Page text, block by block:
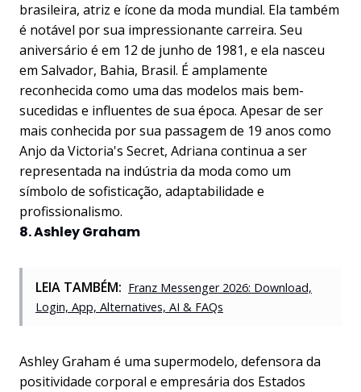
brasileira, atriz e ícone da moda mundial. Ela também
é notável por sua impressionante carreira. Seu
aniversário é em 12 de junho de 1981, e ela nasceu
em Salvador, Bahia, Brasil. É amplamente
reconhecida como uma das modelos mais bem-
sucedidas e influentes de sua época. Apesar de ser
mais conhecida por sua passagem de 19 anos como
Anjo da Victoria's Secret, Adriana continua a ser
representada na indústria da moda como um
símbolo de sofisticação, adaptabilidade e
profissionalismo.
8. Ashley Graham
LEIA TAMBÉM: Franz Messenger 2026: Download,
Login, App, Alternatives, AI & FAQs
Ashley Graham é uma supermodelo, defensora da
positividade corporal e empresária dos Estados